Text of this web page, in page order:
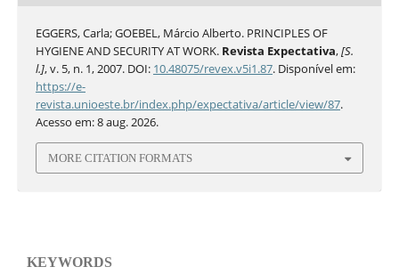
EGGERS, Carla; GOEBEL, Márcio Alberto. PRINCIPLES OF
HYGIENE AND SECURITY AT WORK. Revista Expectativa,[S.
l.], v. 5, n. 1, 2007. DOI: 10.48075/revex.v5i1.87. Disponível em:
https://e-
revista.unioeste.br/index.php/expectativa/article/view/87.
Acesso em: 8 aug. 2026.
MORE CITATION FORMATS
KEYWORDS